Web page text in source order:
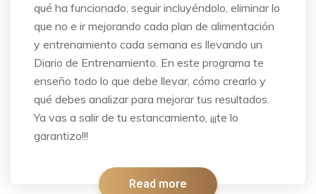
qué ha funcionado, seguir incluyéndolo, eliminar lo
que no e ir mejorando cada plan de alimentación
y entrenamiento cada semana es llevando un
Diario de Entrenamiento. En este programa te
enseño todo lo que debe llevar, cómo crearlo y
qué debes analizar para mejorar tus resultados.
Ya vas a salir de tu estancamiento, ¡¡¡te lo
garantizo!!!
Read more